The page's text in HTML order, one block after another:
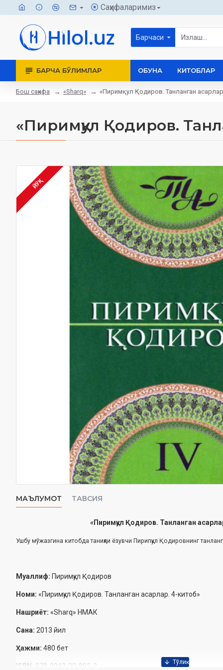
Саҳифаларимиз
Барчаси
БАРЧА БЎЛИМЛАР ОБУНА КИТОБЛАР
Бош саҳифа «Sharq» «Пиримқул Қодиров. Танланган
«Пиримқул Қодиров.
ЙЎҚ
МАЪЛУМОТ ТАВСИЯ
«Пиримқул Қодиров. Танланган
Ушбу мўжазгина китобда таниқли ёзувчи Пирипқул Қодировнинг
Муаллиф: Пиримқул Қодиров
Номи: «Пиримқул Қодиров. Танланган асарлар. 4-китоб»
Нашриёт: «Sharq» НМАК
Сана: 2013 йил
Ҳажми: 480 бет
ISBN: 978-9943-00-892-2